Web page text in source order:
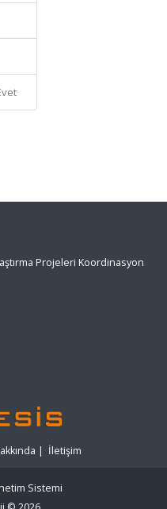
Projeleri Koordinasyon
| İletişim
Sistemi